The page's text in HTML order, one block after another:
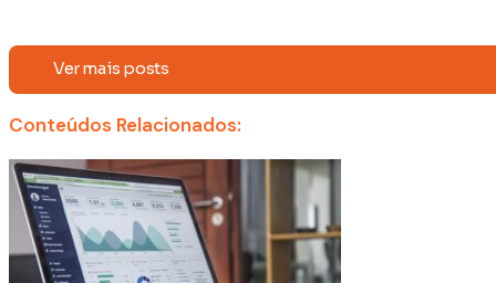
Ver mais posts
Conteúdos Relacionados: